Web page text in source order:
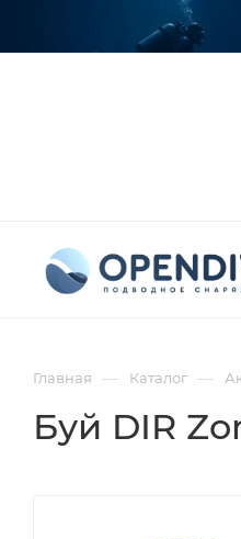
Главная — Каталог —
Буй DIR